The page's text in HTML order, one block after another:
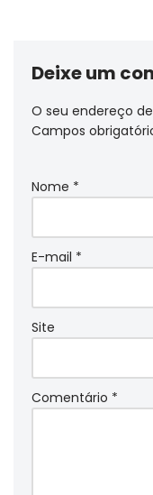
Deixe um
O seu endereço
Campos
Nome *
E-mail *
Site
Comentário *